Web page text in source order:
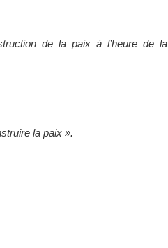
de la paix à l’heure de la
la paix ».